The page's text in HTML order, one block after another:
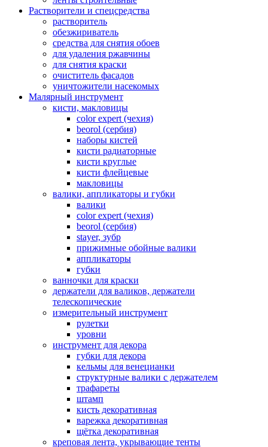
Растворители и спецсредства
растворитель
обезжириватель
средства для снятия обоев
для удаления ржавчины
для снятия краски
очиститель фасадов
уничтожители насекомых
Малярный инструмент
кисти, макловицы
color expert (чехия)
beorol (сербия)
наборы кистей
кисти радиаторные
кисти круглые
кисти флейцевые
макловицы
валики, аппликаторы и губки
валики
color expert (чехия)
beorol (сербия)
stayer, зубр
прижимные обойные валики
аппликаторы
губки
ванночки для краски
держатели для валиков, держатели
телескопические
измерительный инструмент
рулетки
уровни
инструмент для декора
губки для декора
кельмы для венецианки
структурные валики с держателем
трафареты
штамп
кисть декоративная
варежка декоративная
щётка декоративная
креповая лента, укрывающие тенты